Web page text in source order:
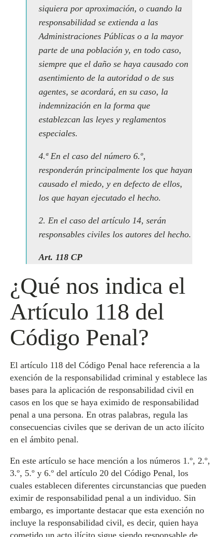
siquiera por aproximación, o cuando la
responsabilidad se extienda a las
Administraciones Públicas o a la mayor
parte de una población y, en todo caso,
siempre que el daño se haya causado con
asentimiento de la autoridad o de sus
agentes, se acordará, en su caso, la
indemnización en la forma que
establezcan las leyes y reglamentos
especiales.
4.ª En el caso del número 6.º,
responderán principalmente los que hayan
causado el miedo, y en defecto de ellos,
los que hayan ejecutado el hecho.
2. En el caso del artículo 14, serán
responsables civiles los autores del hecho.
Art. 118 CP
¿Qué nos indica el
Artículo 118 del
Código Penal?
El artículo 118 del Código Penal hace referencia a la
exención de la responsabilidad criminal y establece las
bases para la aplicación de responsabilidad civil en
casos en los que se haya eximido de responsabilidad
penal a una persona. En otras palabras, regula las
consecuencias civiles que se derivan de un acto ilícito
en el ámbito penal.
En este artículo se hace mención a los números 1.º, 2.º,
3.º, 5.º y 6.º del artículo 20 del Código Penal, los
cuales establecen diferentes circunstancias que pueden
eximir de responsabilidad penal a un individuo. Sin
embargo, es importante destacar que esta exención no
incluye la responsabilidad civil, es decir, quien haya
cometido un acto ilícito sigue siendo responsable de